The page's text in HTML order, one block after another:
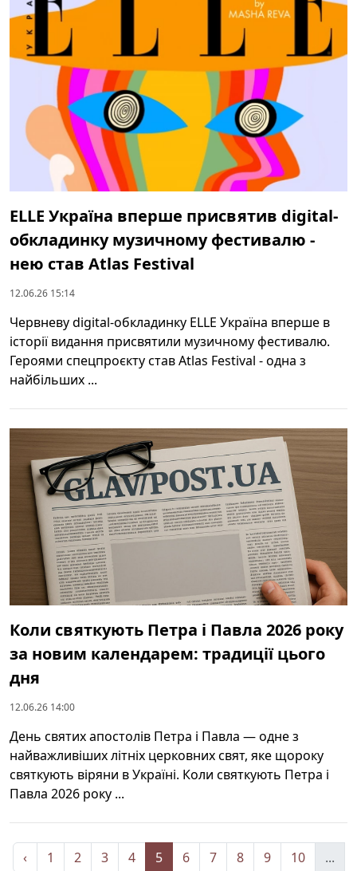
ELLE Україна вперше присвятив digital-
обкладинку музичному фестивалю -
нею став Atlas Festival
12.06.26 15:14
Червневу digital-обкладинку ELLE Україна вперше в
історії видання присвятили музичному фестивалю.
Героями спецпроєкту став Atlas Festival - одна з
найбільших ...
Коли святкують Петра і Павла 2026 року
за новим календарем: традиції цього
дня
12.06.26 14:00
День святих апостолів Петра і Павла — одне з
найважливіших літніх церковних свят, яке щороку
святкують віряни в Україні. Коли святкують Петра і
Павла 2026 року ...
‹ 1 2 3 4 5 6 7 8 9 10 ...